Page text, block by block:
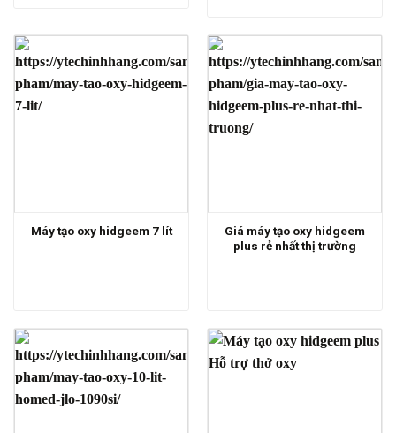
Máy tạo oxy hidgeem 7 lít
Giá máy tạo oxy hidgeem
plus rẻ nhất thị trường